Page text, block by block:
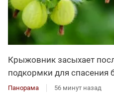
Крыжовник засыхает
подкормки для спасения
Панорама 56 минут назад